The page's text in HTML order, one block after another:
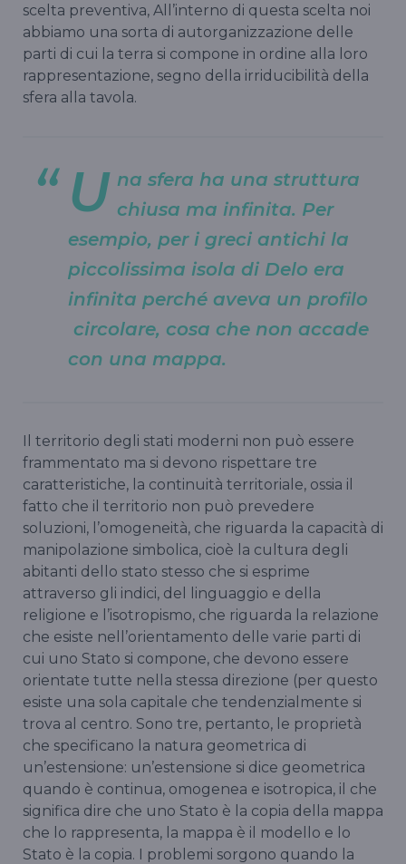
scelta preventiva, All’interno di questa scelta noi
abbiamo una sorta di autorganizzazione delle
parti di cui la terra si compone in ordine alla loro
rappresentazione, segno della irriducibilità della
sfera alla tavola.
U na sfera ha una struttura
chiusa ma infinita. Per
esempio, per i greci antichi la
piccolissima isola di Delo era
infinita perché aveva un profilo
circolare, cosa che non accade
con una mappa.
Il territorio degli stati moderni non può essere
frammentato ma si devono rispettare tre
caratteristiche, la continuità territoriale, ossia il
fatto che il territorio non può prevedere
soluzioni, l’omogeneità, che riguarda la capacità di
manipolazione simbolica, cioè la cultura degli
abitanti dello stato stesso che si esprime
attraverso gli indici, del linguaggio e della
religione e l’isotropismo, che riguarda la relazione
che esiste nell’orientamento delle varie parti di
cui uno Stato si compone, che devono essere
orientate tutte nella stessa direzione (per questo
esiste una sola capitale che tendenzialmente si
trova al centro. Sono tre, pertanto, le proprietà
che specificano la natura geometrica di
un’estensione: un’estensione si dice geometrica
quando è continua, omogenea e isotropica, il che
significa dire che uno Stato è la copia della mappa
che lo rappresenta, la mappa è il modello e lo
Stato è la copia. I problemi sorgono quando la